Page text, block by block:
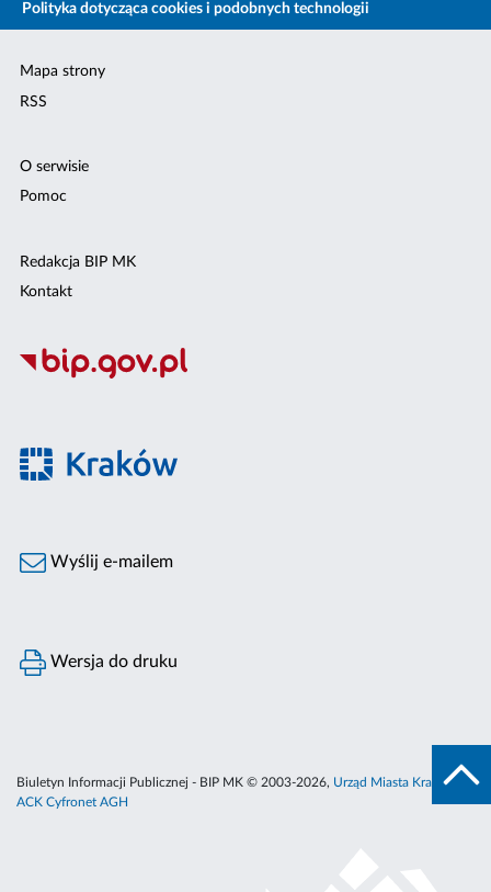
Polityka dotycząca cookies i podobnych technologii
Mapa strony
RSS
O serwisie
Pomoc
Redakcja BIP MK
Kontakt
Wyślij e-mailem
Wersja do druku
Biuletyn Informacji Publicznej - BIP MK © 2003-2026, Urząd Miasta Krakowa
ACK Cyfronet AGH